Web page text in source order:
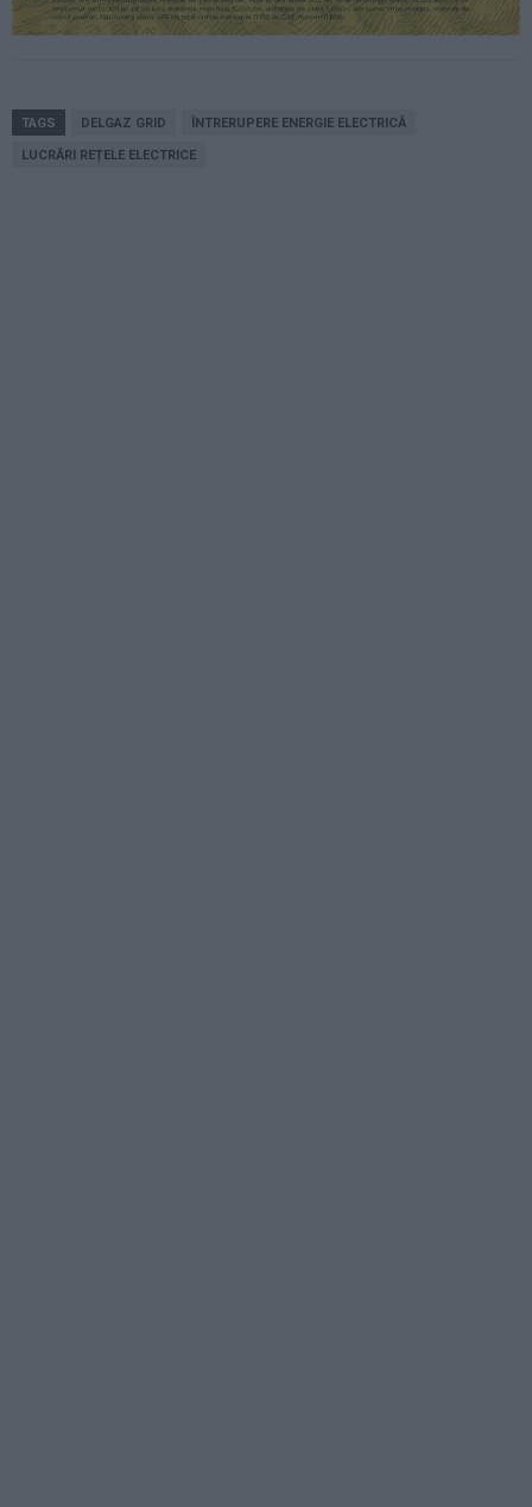
TAGS DELGAZ GRID ÎNTRERUPERE ENERGIE ELECTRICĂ
LUCRĂRI REȚELE ELECTRICE